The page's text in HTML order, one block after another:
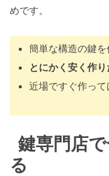
めです。
簡単な構造の鍵を
とにかく安く作
近場ですぐ作って
鍵専門店
る